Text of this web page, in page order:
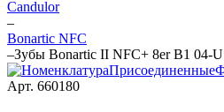
Candulor
–
Bonartic NFC
–Зубы Bonartic II NFC+ 8er B1 04-U
Арт. 660180